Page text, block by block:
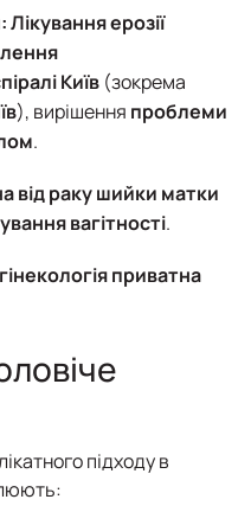
Лікування ерозії
Київ (зокрема
), вирішення проблеми
.
від раку шийки матки
вагітності.
гінекологія приватна
підходу в